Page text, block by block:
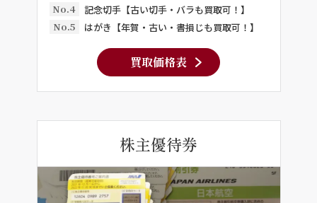
No.4
記念切手【古い切手・バラも買取可！】
No.5
はがき【年賀・古い・書損じも買取可！】
買取価格表
株主優待券